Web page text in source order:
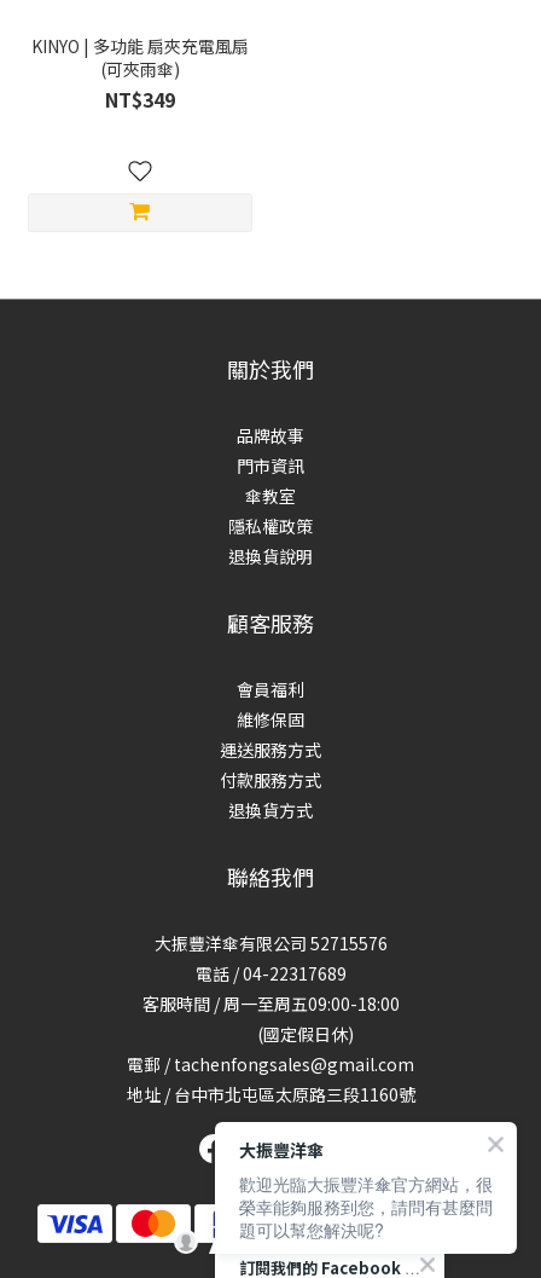
KINYO | 多功能 扇夾充電風扇
(可夾雨傘)
NT$349
關於我們
品牌故事
門市資訊
傘教室
隱私權政策
退換貨說明
顧客服務
會員福利
維修保固
運送服務方式
付款服務方式
退換貨方式
聯絡我們
大振豐洋傘有限公司 52715576
電話 / 04-22317689
客服時間 / 周一至周五09:00-18:00
(國定假日休)
電郵 / tachenfongsales@gmail.com
地址 / 台中市北屯區太原路三段1160號
訂閱我們的 Facebook 專頁
大振豐洋傘
歡迎光臨大振豐洋傘官方網站，很
榮幸能夠服務到您，請問有甚麼問
題可以幫您解決呢?